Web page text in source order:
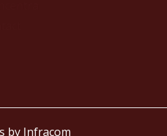
by Infracom